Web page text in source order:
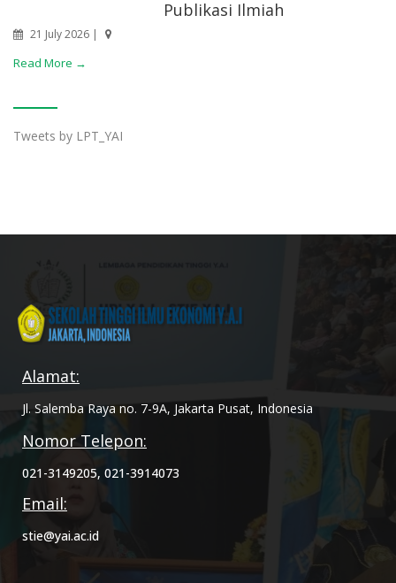
Publikasi Ilmiah
21 July 2026 |
Read More →
Tweets by LPT_YAI
Alamat:
Jl. Salemba Raya no. 7-9A, Jakarta Pusat, Indonesia
Nomor Telepon:
021-3149205, 021-3914073
Email:
stie@yai.ac.id